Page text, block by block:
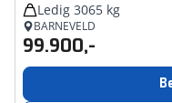
Ledig 3065 kg
BARNEVELD
99.900,-